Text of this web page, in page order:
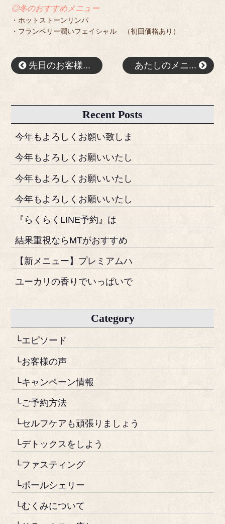
◎冬のおすすめメニュー
・ホットストーンリンパ
・フランベリー潤いフェイシャル （初回価格あり）
先日のお客様... あたしのメニ...
Recent Posts
今年もよろしくお願い致しま
今年もよろしくお願いいたし
今年もよろしくお願いいたし
今年もよろしくお願いいたし
『らくらくLINE予約』は
結果重視ならMTがおすすめ
【新メニュー】プレミアムハ
ユーカリの香りでいっぱいで
Category
└エピソード
└お客様の声
└キャンペーン情報
└ご予約方法
└セルフケアも頑張りましょう
└デトックスをしよう
└ファスティング
└ポールシェリー
└むくみについて